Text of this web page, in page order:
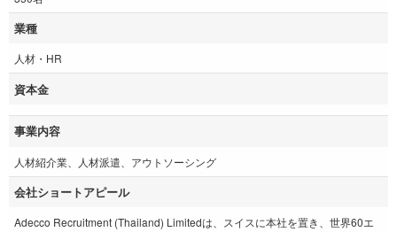
業種
人材・HR
資本金
事業内容
人材紹介業、人材派遣、アウトソーシング
会社ショートアピール
Adecco Recruitment (Thailand) Limitedは、スイスに本社を置き、世界60エ